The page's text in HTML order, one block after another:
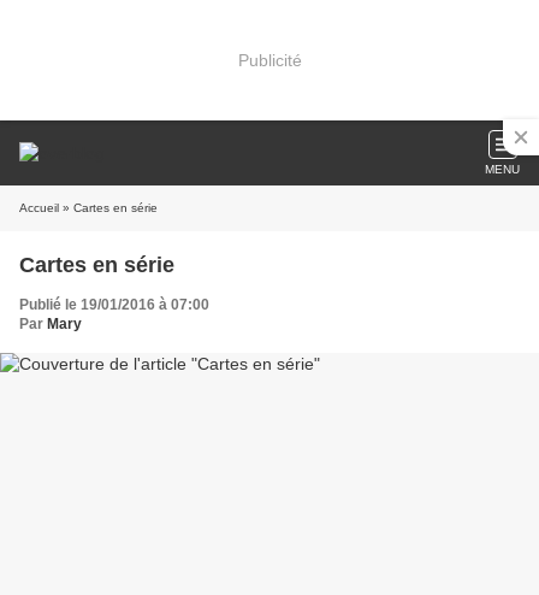
Publicité
MENU
Accueil » Cartes en série
Cartes en série
Publié le 19/01/2016 à 07:00
Par Mary